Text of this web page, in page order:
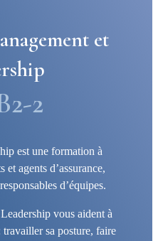
et
2
est une formation à
et agents d’assurance,
d’équipes.
vous aident à
sa posture, faire